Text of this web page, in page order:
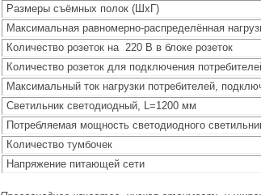
Размеры съёмных полок (ШхГ)
Максимальная равномерно-распределённая
Количество розеток на 220 В в блоке розеток
Количество розеток для подключения
Максимальный ток нагрузки потребителей,
Светильник светодиодный, L=1200 мм
Потребляемая мощность светодиодного
Количество тумбочек
Напряжение питающей сети